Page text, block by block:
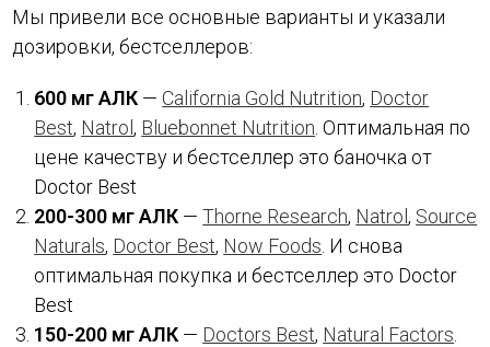
Мы привели все основные варианты и указали
дозировки, бестселлеров:
600 мг АЛК — California Gold Nutrition, Doctor
Best, Natrol, Bluebonnet Nutrition . Оптимальная по
цене качеству и бестселлер это баночка от
Doctor Best
200-300 мг АЛК —Thorne Research, Natrol, Source
Naturals, Doctor Best, Now Foods . И снова
оптимальная покупка и бестселлер это Doctor
Best
150-200 мг АЛК — Doctors Best, Natural Factors